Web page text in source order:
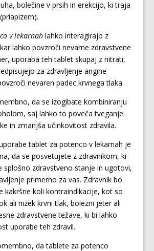
bolečine v prsih in erekcijo, ki traja
v lekarnahlahko interagirajo z
lahko povzroči nevarne zdravstvene
uporaba teh tablet skupaj z nitrati,
za zdravljenje angine
nevaren padec krvnega tlaka.
da se izogibate kombiniranju
saj lahko to poveča tveganje
in zmanjša učinkovitost zdravila.
tablet za potenco v lekarnah je
da se posvetujete z zdravnikom, ki
splošno zdravstveno stanje in ugotovi,
primerno za vas. Zdravnik bo
kakršne koli kontraindikacije, kot so
ali nizek krvni tlak, bolezni jeter ali
zdravstvene težave, ki bi lahko
uporabe teh zdravil.
da tablete za potenco